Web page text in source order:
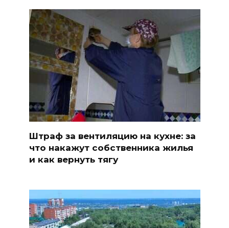
Штраф за вентиляцию на кухне: за
что накажут собственника жилья
и как вернуть тягу